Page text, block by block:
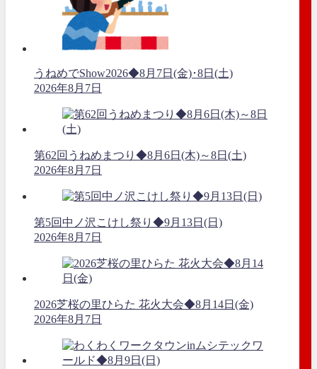
うねめでShow2026◆8月7日(金)･8日(土)
2026年8月7日
第62回うねめまつり◆8月6日(木)～8日(土)
2026年8月7日
第5回中ノ沢こけし祭り◆9月13日(日)
2026年8月7日
2026芝桜の里ひらた 花火大会◆8月14日(金)
2026年8月7日